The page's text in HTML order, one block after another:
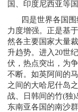
国、印度尼西亚等
四是世界各国
力度增强。正是基
然各主要国家大量
升趋势。进入 20世纪
伏，热点突出，为
不断。如英阿间的
之间的大哈尼什岛
战、日韩间的竹(独)
东南亚各国的南沙